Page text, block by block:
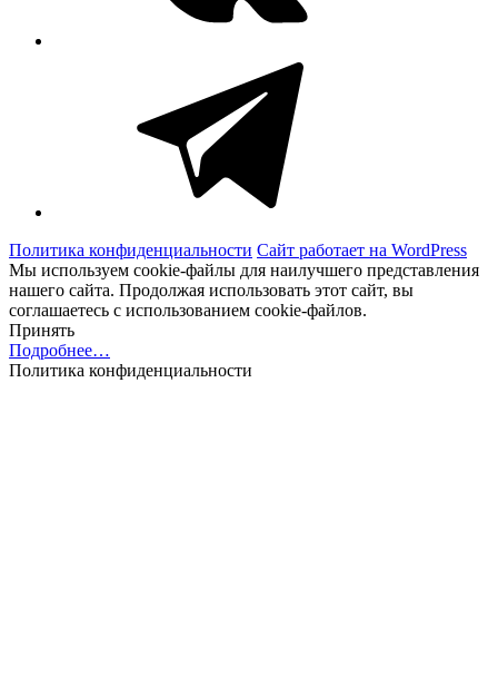
Политика конфиденциальности Сайт работает на WordPress
Мы используем cookie-файлы для наилучшего представления
нашего сайта. Продолжая использовать этот сайт, вы
соглашаетесь с использованием cookie-файлов.
Принять
Подробнее…
Политика конфиденциальности